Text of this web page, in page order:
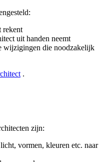
rekent
uit handen neemt
wijzigingen die noodzakelijk
.
zijn:
vormen, kleuren etc. naar